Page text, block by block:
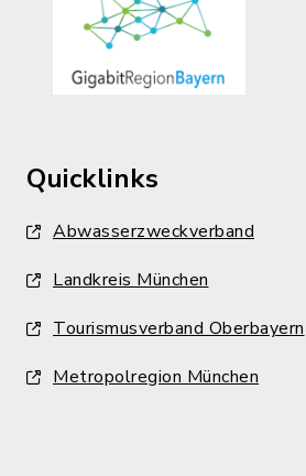
Quicklinks
Abwasserzweckverband
Landkreis München
Tourismusverband Oberbayern
Metropolregion München